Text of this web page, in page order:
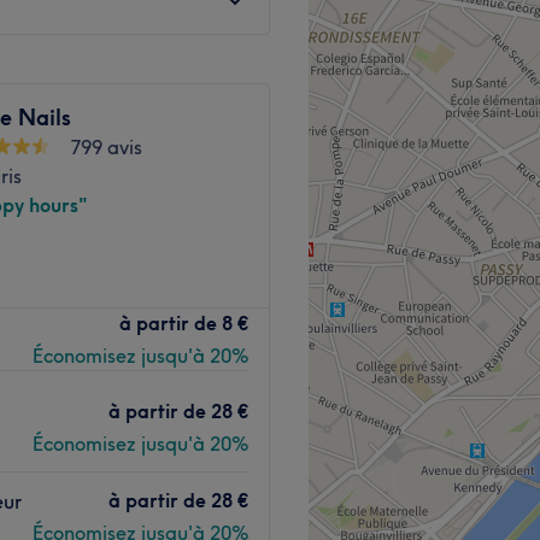
dans cet institut.
à la décoration
et Gellish.
Voir le salon
le 15ème
et à proximité
cadre épuré et moderne au
un moment de détente.
attend tout sourire et ces
accompagner, et de
Nails
799 avis
hours"
à partir de 8 €
Économisez jusqu'à 20%
à partir de 28 €
Économisez jusqu'à 20%
à partir de 28 €
Économisez jusqu'à 20%